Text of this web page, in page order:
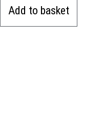
Add to basket